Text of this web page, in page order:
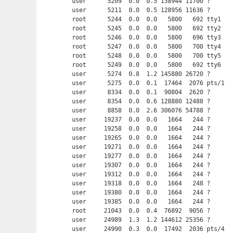
user      5211  0.0  0.5 128956 11636 ?
root      5244  0.0  0.0   5800   692 tty1
root      5245  0.0  0.0   5800   692 tty2
root      5246  0.0  0.0   5800   696 tty3
root      5247  0.0  0.0   5800   700 tty4
root      5248  0.0  0.0   5800   700 tty5
root      5249  0.0  0.0   5800   692 tty6
user      5274  0.8  1.2 145880 26720 ?
user      5275  0.0  0.1  17464  2076 pts/
user      8334  0.0  0.1  90804  2620 ?
user      8354  0.0  0.6 128880 12488 ?
user      8858  0.0  2.6 306076 54788 ?
user     19237  0.0  0.0   1664   244 ?
user     19258  0.0  0.0   1664   244 ?
user     19265  0.0  0.0   1664   244 ?
user     19271  0.0  0.0   1664   244 ?
user     19277  0.0  0.0   1664   244 ?
user     19307  0.0  0.0   1664   244 ?
user     19312  0.0  0.0   1664   244 ?
user     19318  0.0  0.0   1664   248 ?
user     19380  0.0  0.0   1664   244 ?
user     19385  0.0  0.0   1664   244 ?
root     21043  0.0  0.4  76892  9056 ?
user     24989  1.3  1.2 144612 25356 ?
user     24990  0.3  0.0  17492  2036 pts/